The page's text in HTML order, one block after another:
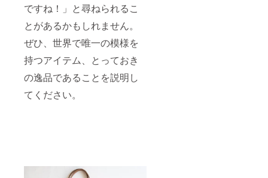
ですね！」と尋ねられるこ
とがあるかもしれません。
ぜひ、世界で唯一の模様を
持つアイテム、とっておき
の逸品であることを説明し
てください。